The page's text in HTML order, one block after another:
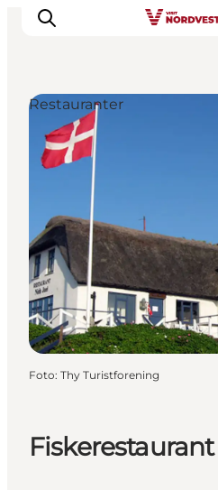
Feriesteder
Inspiration
Handicapvenlig ferie
Events
Overnatning
Planlæg din ferie
Fiskerestaurant
Restauranter
Foto: Thy Turistforening